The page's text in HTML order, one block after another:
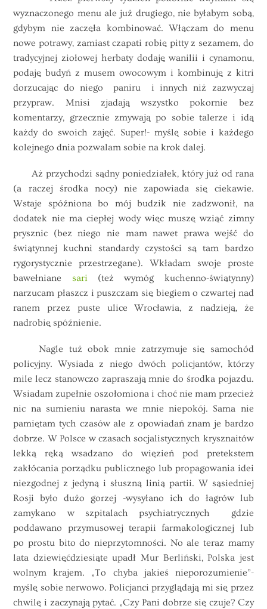
wyznaczonego menu ale już drugiego, nie byłabym sobą,
gdybym nie zaczęła kombinować. Włączam do menu
nowe potrawy, zamiast czapati robię pitty z sezamem, do
tradycyjnej ziołowej herbaty dodaję wanilii i cynamonu,
podaję budyń z musem owocowym i kombinuję z kitri
dorzucając do niego paniru i innych niż zazwyczaj
przypraw. Mnisi zjadają wszystko pokornie bez
komentarzy, grzecznie zmywają po sobie talerze i idą
każdy do swoich zajęć. Super!- myślę sobie i każdego
kolejnego dnia pozwalam sobie na krok dalej.
Aż przychodzi sądny poniedziałek, który już od rana
(a raczej środka nocy) nie zapowiada się ciekawie.
Wstaje spóźniona bo mój budzik nie zadzwonił, na
dodatek nie ma ciepłej wody więc muszę wziąć zimny
prysznic (bez niego nie mam nawet prawa wejść do
świątynnej kuchni standardy czystości są tam bardzo
rygorystycznie przestrzegane). Wkładam swoje proste
bawełniane sari(też wymóg kuchenno-świątynny)
narzucam płaszcz i puszczam się biegiem o czwartej nad
ranem przez puste ulice Wrocławia, z nadzieją, że
nadrobię spóźnienie.
Nagle tuż obok mnie zatrzymuje się samochód
policyjny. Wysiada z niego dwóch policjantów, którzy
mile lecz stanowczo zapraszają mnie do środka pojazdu.
Wsiadam zupełnie oszołomiona i choć nie mam przecież
nic na sumieniu narasta we mnie niepokój. Sama nie
pamiętam tych czasów ale z opowiadań znam je bardzo
dobrze. W Polsce w czasach socjalistycznych krysznaitów
lekką ręką wsadzano do więzień pod pretekstem
zakłócania porządku publicznego lub propagowania idei
niezgodnej z jedyną i słuszną linią partii. W sąsiedniej
Rosji było dużo gorzej -wysyłano ich do łagrów lub
zamykano w szpitalach psychiatrycznych gdzie
poddawano przymusowej terapii farmakologicznej lub
po prostu bito do nieprzytomności. No ale teraz mamy
lata dziewięćdziesiąte upadł Mur Berliński, Polska jest
wolnym krajem. „To chyba jakieś nieporozumienie”-
myślę sobie nerwowo. Policjanci przyglądają mi się przez
chwilę i zaczynają pytać. „Czy Pani dobrze się czuje? Czy